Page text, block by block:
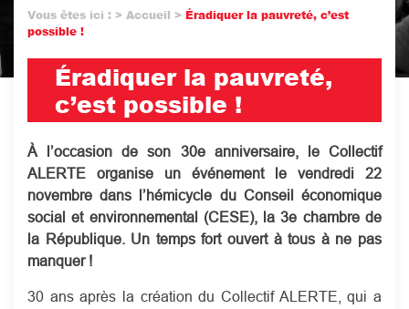
Fil
d'Ariane
Vous êtes ici : Accueil
Éradiquer la pauvreté, c’est
possible !
Éradiquer la pauvreté,
c’est possible !
À l’occasion de son 30e anniversaire, le Collectif
ALERTE organise un événement le vendredi 22
novembre dans l’hémicycle du Conseil économique
social et environnemental (CESE), la 3e chambre de
la République. Un temps fort ouvert à tous à ne pas
manquer !
30 ans après la création du Collectif ALERTE, qui a